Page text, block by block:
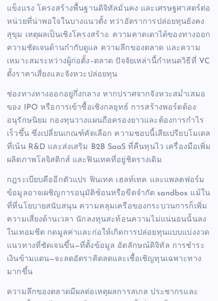
แข็งแรง โครงสร้างพื้นฐานดิจิทัลมั่นคง และเศรษฐศาสตร์ต่อ
หน่วยที่น่าพอใจในบางแนวตั้ง ทว่าอัตราการปล่อยทุนยังคง
สุขุม เหตุผลเป็นเชิงโครงสร้าง: ความคาดเดาได้ของทางออก
ความชัดเจนด้านกำกับดูแล ความลึกของตลาด และความ
เหมาะสมระหว่างผู้ก่อตั้ง–ตลาด ปัจจัยเหล่านี้กำหนดวิธีที่ VC
ตั้งราคาเสี่ยงและจังหวะปล่อยทุน
ช่องทางทางออกอยู่กึ่งกลาง หากปราศจากจังหวะสม่ำเสมอ
ของ IPO หรือการเข้าซื้อเชิงกลยุทธ์ การสร้างพอร์ตต้อง
อนุรักษนิยม กองทุนวางแผนถือครองยาวและต้องการกำไร
เร็วขึ้น ซึ่งเปลี่ยนเกณฑ์คัดเลือก ความชอบนี้เสียเปรียบโมเดล
ที่เน้น R&D และส่งเสริม B2B SaaS ที่คืนทุนไว เครื่องมือเพิ่ม
ผลิตภาพโลจิสติกส์ และฟินเทคที่อยู่ชิดรางเดิม
กฎระเบียบคืออีกตัวแปร ฟินเทค เฮลท์เทค และแพลตฟอร์ม
ข้อมูลอาจเผชิญการอนุมัติซ้อนหรือขีดจำกัด sandbox แม้ใน
ที่ที่นโยบายสนับสนุน ความคลุมเครือของกระบวนการก็เพิ่ม
ความเสี่ยงด้านเวลา นักลงทุนสะท้อนความไม่แน่นอนนั้นลง
ในเทอมชีต กดมูลค่าและก่อให้เกิดการปล่อยทุนแบบแบ่งงวด
แนวทางที่ชัดเจนขึ้น—ที่ตั้งข้อมูล อัตลักษณ์ดิจิทัล การชำระ
เงินข้ามแดน—จะลดอัตราคิดลดและเชื้อเชิญทุนเฉพาะทาง
มากขึ้น
ความลึกของตลาดมีผลต่อเหตุผลการสเกล ประชากรและ